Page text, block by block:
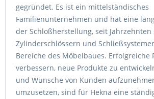
gegründet. Es ist ein mittelständisches
Familienunternehmen und hat eine
der Schloßherstellung, seit Jahrzehnten
Zylinderschlössern und
Bereiche des Möbelbaues. Erfolgreiche
verbessern, neue Produkte zu
und Wünsche von Kunden
umzusetzen, sind für Hekna eine